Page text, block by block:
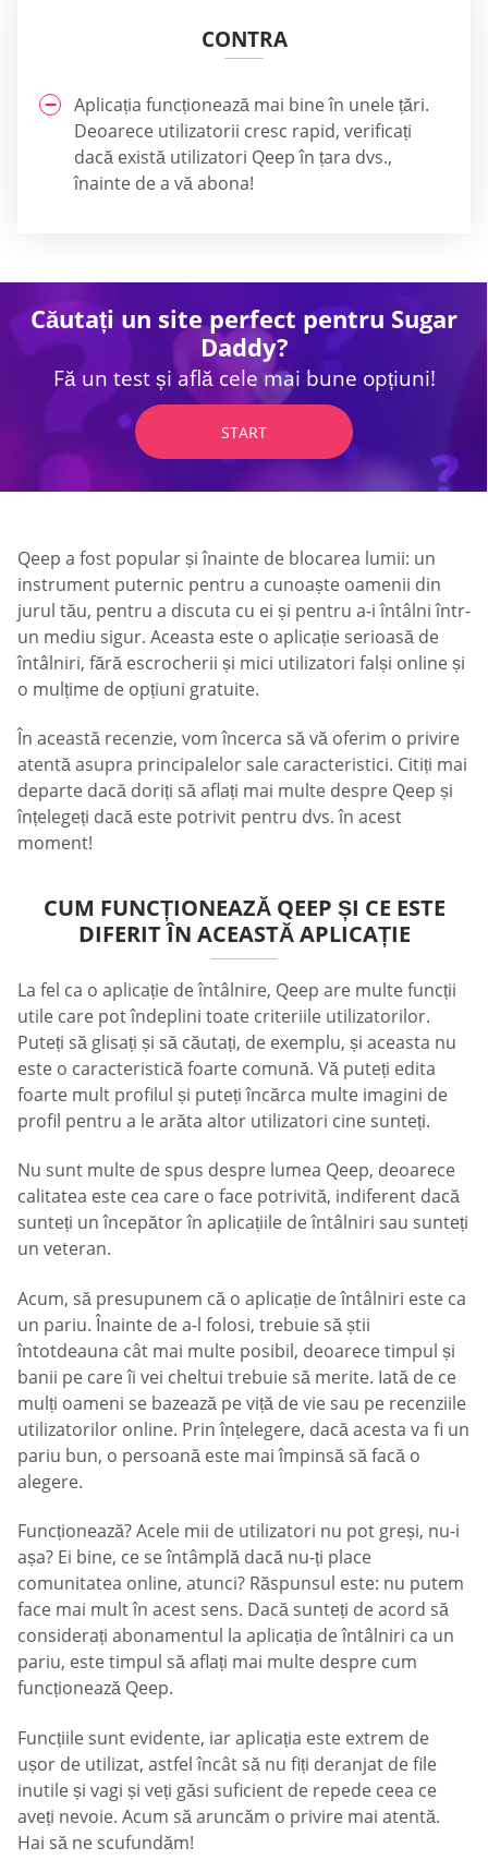
CONTRA
Aplicația funcționează mai bine în unele țări.
Deoarece utilizatorii cresc rapid, verificați
dacă există utilizatori Qeep în țara dvs.,
înainte de a vă abona!
Căutați un site perfect pentru Sugar
Daddy?
Fă un test și află cele mai bune opțiuni!
START
Qeep a fost popular și înainte de blocarea lumii: un
instrument puternic pentru a cunoaște oamenii din
jurul tău, pentru a discuta cu ei și pentru a-i întâlni într-
un mediu sigur. Aceasta este o aplicație serioasă de
întâlniri, fără escrocherii și mici utilizatori falși online și
o mulțime de opțiuni gratuite.
În această recenzie, vom încerca să vă oferim o privire
atentă asupra principalelor sale caracteristici. Citiți mai
departe dacă doriți să aflați mai multe despre Qeep și
înțelegeți dacă este potrivit pentru dvs. în acest
moment!
CUM FUNCȚIONEAZĂ QEEP ȘI CE ESTE
DIFERIT ÎN ACEASTĂ APLICAȚIE
La fel ca o aplicație de întâlnire, Qeep are multe funcții
utile care pot îndeplini toate criteriile utilizatorilor.
Puteți să glisați și să căutați, de exemplu, și aceasta nu
este o caracteristică foarte comună. Vă puteți edita
foarte mult profilul și puteți încărca multe imagini de
profil pentru a le arăta altor utilizatori cine sunteți.
Nu sunt multe de spus despre lumea Qeep, deoarece
calitatea este cea care o face potrivită, indiferent dacă
sunteți un începător în aplicațiile de întâlniri sau sunteți
un veteran.
Acum, să presupunem că o aplicație de întâlniri este ca
un pariu. Înainte de a-l folosi, trebuie să știi
întotdeauna cât mai multe posibil, deoarece timpul și
banii pe care îi vei cheltui trebuie să merite. Iată de ce
mulți oameni se bazează pe viță de vie sau pe recenziile
utilizatorilor online. Prin înțelegere, dacă acesta va fi un
pariu bun, o persoană este mai împinsă să facă o
alegere.
Funcționează? Acele mii de utilizatori nu pot greși, nu-i
așa? Ei bine, ce se întâmplă dacă nu-ți place
comunitatea online, atunci? Răspunsul este: nu putem
face mai mult în acest sens. Dacă sunteți de acord să
considerați abonamentul la aplicația de întâlniri ca un
pariu, este timpul să aflați mai multe despre cum
funcționează Qeep.
Funcțiile sunt evidente, iar aplicația este extrem de
ușor de utilizat, astfel încât să nu fiți deranjat de file
inutile și vagi și veți găsi suficient de repede ceea ce
aveți nevoie. Acum să aruncăm o privire mai atentă.
Hai să ne scufundăm!